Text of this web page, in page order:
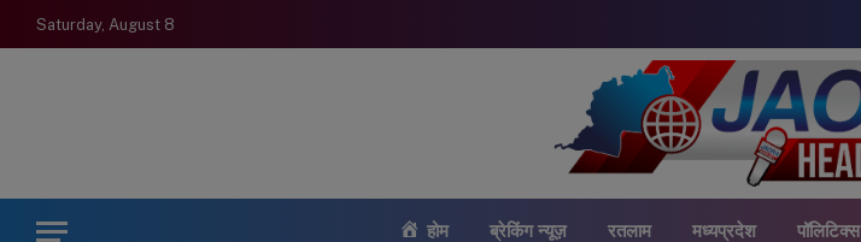
Saturday, August 8
होम ब्रेकिंग न्यूज़ रतलाम मध्यप्रदेश पॉलिटिक्स